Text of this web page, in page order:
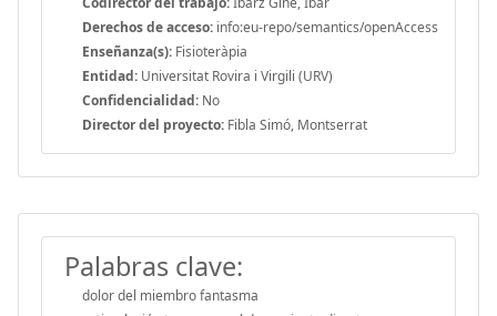
Derechos de acceso: info:eu-repo/semantics/openAccess
Enseñanza(s): Fisioteràpia
Entidad: Universitat Rovira i Virgili (URV)
Confidencialidad: No
Director del proyecto: Fibla Simó, Montserrat
Palabras clave:
dolor del miembro fantasma